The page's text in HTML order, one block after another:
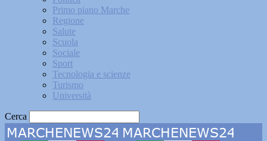
Primo piano Marche
Regione
Salute
Scuola
Sociale
Sport
Tecnologia e scienze
Turismo
Università
Cerca